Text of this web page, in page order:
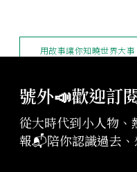
號外📣歡迎訂
從大時代到小人物
報📬陪你認識過去、
版權
授權與合作：
用故事讓你知曉世界大事